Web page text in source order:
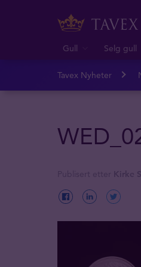
Gull Selg gull
Tavex Nyheter